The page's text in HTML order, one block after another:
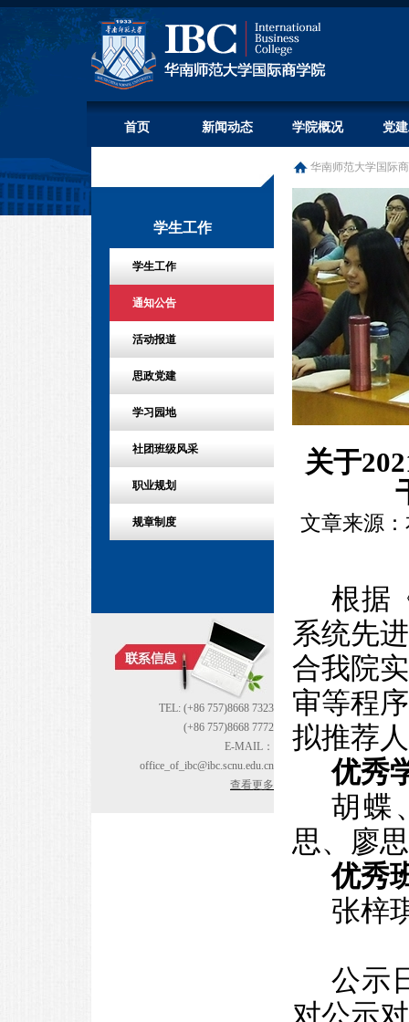
首页 新闻动态 学院概况 党
学生工作
学生工作
通知公告
活动报道
思政党建
学习园地
社团班级风采
职业规划
规章制度
TEL: (+86 757)8668 7323
(+86 757)8668 7772
E-MAIL：
office_of_ibc@ibc.scnu.edu.cn
查看更多
华南师范大学国际
关于
文章来源
根据
系统先
合我院
审等程
拟推荐
优秀
胡蝶
思、廖
优秀
张梓
公示
对公示